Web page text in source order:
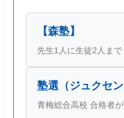
【森塾】
先生1人に生徒2人ま
塾選（ジュクセン
青梅総合高校 合格者